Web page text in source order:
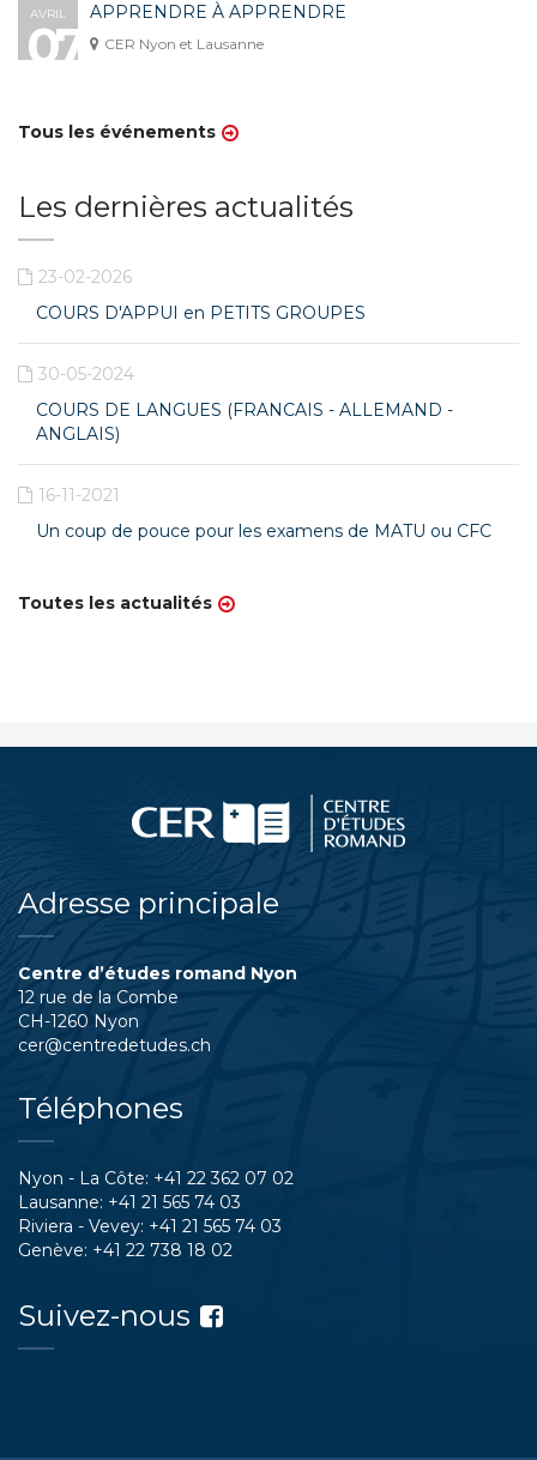
AVRIL
07
APPRENDRE À APPRENDRE
CER Nyon et Lausanne
Tous les événements
Les dernières actualités
23-02-2026
COURS D'APPUI en PETITS GROUPES
30-05-2024
COURS DE LANGUES (FRANCAIS - ALLEMAND -
ANGLAIS)
16-11-2021
Un coup de pouce pour les examens de MATU ou CFC
Toutes les actualités
Adresse principale
Centre d’études romand Nyon
12 rue de la Combe
CH-1260 Nyon
cer@centredetudes.ch
Téléphones
Nyon - La Côte: +41 22 362 07 02
Lausanne: +41 21 565 74 03
Riviera - Vevey: +41 21 565 74 03
Genève: +41 22 738 18 02
Suivez-nous